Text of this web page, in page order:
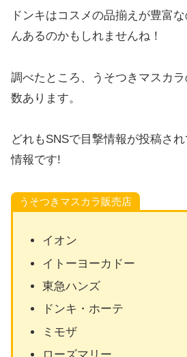
ドンキはコスメの品揃えが豊富
んあるのかもしれませんね！
調べたところ、うそつきマスカ
数あります。
どれもSNSで目撃情報が投稿さ
情報です!
うそつきマスカラ販売店
イオン
イトーヨーカドー
東急ハンズ
ドンキ・ホーテ
ミモザ